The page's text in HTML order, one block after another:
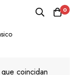
0
coincidan